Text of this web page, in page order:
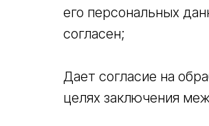
его персональных
согласен;
Дает согласие на
целях заключения